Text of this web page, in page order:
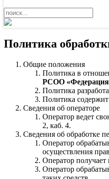
Политика
Общие положения
Политика в
РСОО «Федерация
Политика
Политика
Сведения об операторе
Оператор ведет
2, каб. 4.
Сведения об обработке
Оператор
осуществления
Оператор
Оператор